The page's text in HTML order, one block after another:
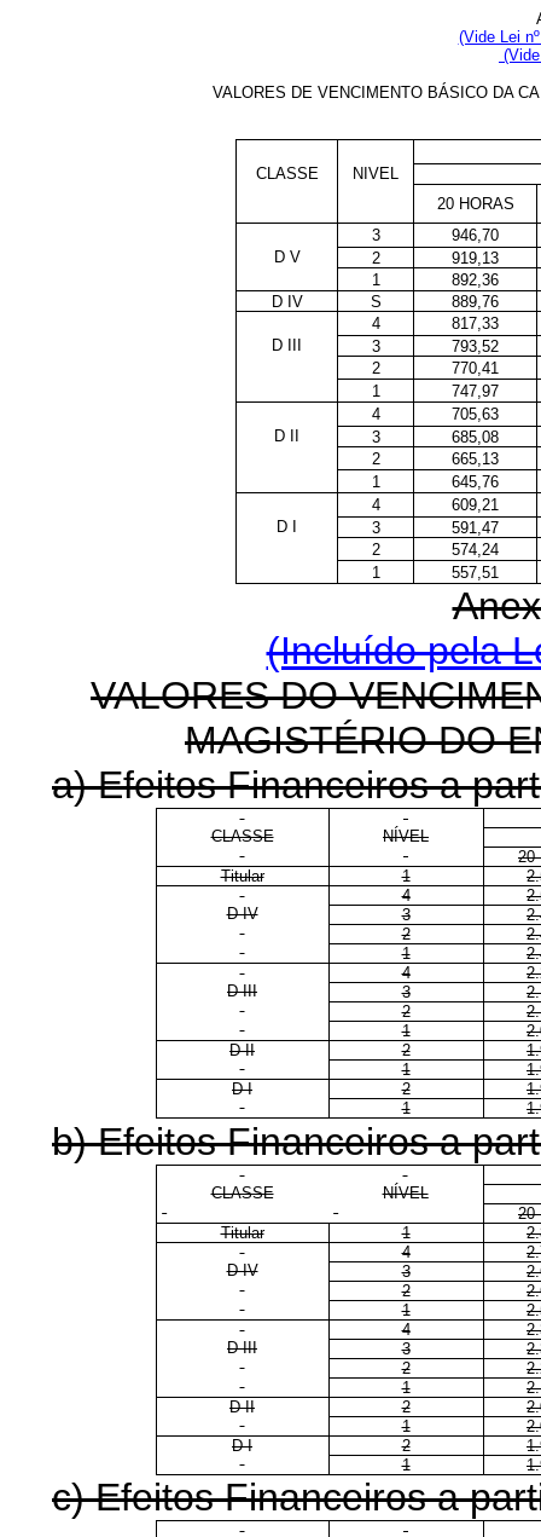
(Vide Lei
VALORES DE VENCIMENTO BÁSICO DA
CLASSE
NIVEL
20 HORAS
3
946,70
D V
2
919,13
1
892,36
D IV
S
889,76
4
817,33
D III
3
793,52
2
770,41
1
747,97
4
705,63
D II
3
685,08
2
665,13
1
645,76
4
609,21
D I
3
591,47
2
574,24
1
557,51
(Incluído pela
VALORES DO
MAGISTÉRIO DO
a) Efeitos Financeiros a
CLASSE
NÍVEL
20
Titular
1
4
D IV
3
2
1
4
D III
3
2
1
D II
2
1
D I
2
1
b) Efeitos Financeiros a
CLASSE
NÍVEL
20
Titular
1
4
D IV
3
2
1
4
D III
3
2
1
D II
2
1
D I
2
1
c) Efeitos Financeiros a